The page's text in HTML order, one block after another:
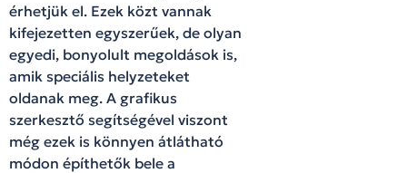
érhetjük el. Ezek közt vannak
kifejezetten egyszerűek, de olyan
egyedi, bonyolult megoldások is,
amik speciális helyzeteket
oldanak meg. A grafikus
szerkesztő segítségével viszont
még ezek is könnyen átlátható
módon építhetők bele a